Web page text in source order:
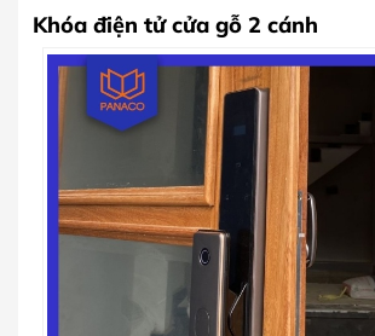
Khóa điện tử cửa gỗ 2 cánh